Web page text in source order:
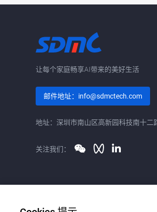
让每个家庭畅享AI带来的美好生活
邮件地址：info@sdmctech.com
地址：深圳市南山区高新园科技南十二
关注我们：